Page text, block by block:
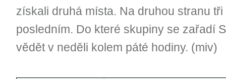
získali druhá místa. Na druhou stranu
posledním. Do které skupiny se zařadí
vědět v neděli kolem páté hodiny. (miv)